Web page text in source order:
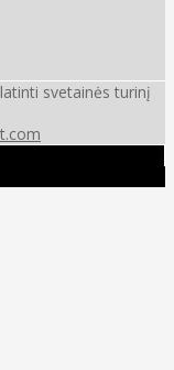
svetainės turinį